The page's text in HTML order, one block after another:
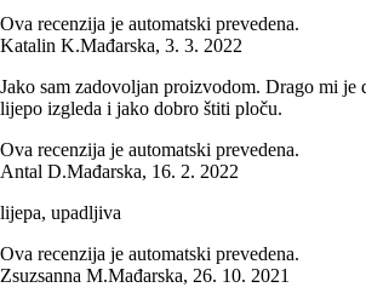
Ova recenzija je automatski prevedena.
Katalin K.Mađarska, 3. 3. 2022
Jako sam zadovoljan proizvodom. Drago mi je
lijepo izgleda i jako dobro štiti ploču.
Ova recenzija je automatski prevedena.
Antal D.Mađarska, 16. 2. 2022
lijepa, upadljiva
Ova recenzija je automatski prevedena.
Zsuzsanna M.Mađarska, 26. 10. 2021